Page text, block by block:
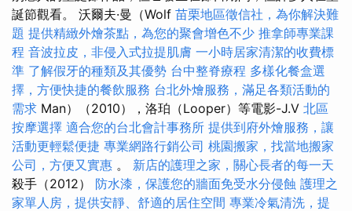
誕節觀看。 沃爾夫·曼（Wolf 苗栗地區徵信社，為你解決難
題 提供精緻外燴茶點，為您的聚會增色不少 推拿師專業課
程 音波拉皮，非侵入式拉提肌膚 一小時居家清潔的收費標
準 了解假牙的種類及其優勢 台中整脊療程 多樣化餐盒選
擇，方便快捷的餐飲服務 台北外燴服務，滿足各類活動的
需求 Man）（2010），洛珀（Looper）等電影-J.V 北區
按摩選擇 適合您的台北會計事務所 提供到府外燴服務，讓
活動更輕鬆便捷 專業網路行銷公司 桃園搬家，找當地搬家
公司，方便又實惠 。 新店的護理之家，關心長者的每一天
殺手（2012） 防水漆，保護您的牆面免受水分侵蝕 護理之
家單人房，提供安靜、舒適的居住空間 專業冷氣清洗，提